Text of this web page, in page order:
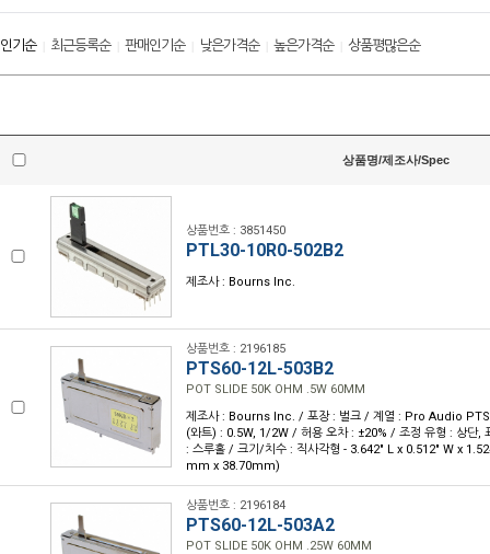
인기순| 최근등록순| 판매인기순| 낮은가격순| 높은가격순| 상품평많은순
상품명/제조사/Spec
상품번호 : 3851450
PTL30-10R0-502B2
제조사 : Bourns Inc.
상품번호 : 2196185
PTS60-12L-503B2
POT SLIDE 50K OHM .5W 60MM
제조사 : Bourns Inc. / 포장 : 벌크 / 계열 : Pro Audio
(와트) : 0.5W, 1/2W / 허용 오차 : ±20% / 조정 유형 : 상단,
: 스루홀 / 크기/치수 : 직사각형 - 3.642" L x 0.512" W x
mm x 38.70mm)
상품번호 : 2196184
PTS60-12L-503A2
POT SLIDE 50K OHM .25W 60MM